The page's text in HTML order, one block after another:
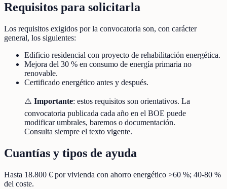
Requisitos para solicitarla
Los requisitos exigidos por la convocatoria son, con carácter
general, los siguientes:
Edificio residencial con proyecto de rehabilitación energética.
Mejora del 30 % en consumo de energía primaria no
renovable.
Certificado energético antes y después.
⚠️ Importante: estos requisitos son orientativos. La
convocatoria publicada cada año en el BOE puede
modificar umbrales, baremos o documentación.
Consulta siempre el texto vigente.
Cuantías y tipos de ayuda
Hasta 18.800 € por vivienda con ahorro energético >60 %; 40-80 %
del coste.